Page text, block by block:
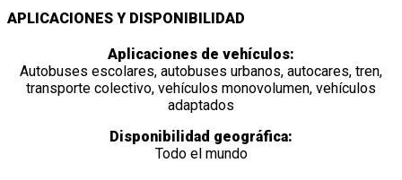
APLICACIONES Y DISPONIBILIDAD
Aplicaciones de vehículos:
Autobuses escolares, autobuses urbanos, autocares, tren,
transporte colectivo, vehículos monovolumen, vehículos
adaptados
Disponibilidad geográfica:
Todo el mundo